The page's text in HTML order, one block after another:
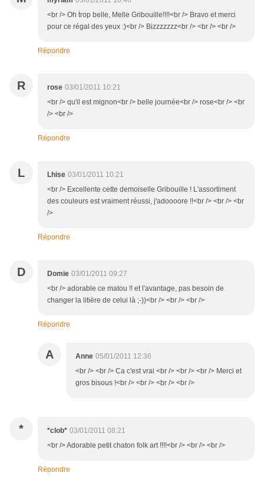
<br /> Oh trop belle, Melle Gribouille!!!!<br /> Bravo et merci
pour ce régal des yeux :)<br /> Bizzzzzzz<br /> <br /> <br />
Répondre
R rose 03/01/2011 10:21
<br /> qu'il est mignon<br /> belle journée<br /> rose<br /> <br
/> <br />
Répondre
L Lhise 03/01/2011 10:21
<br /> Excellente cette demoiselle Gribouille ! L'assortiment
des couleurs est vraiment réussi, j'adoooore !!<br /> <br /> <br
/>
Répondre
D Domie 03/01/2011 09:27
<br /> adorable ce matou !! et l'avantage, pas besoin de
changer la litière de celui là ;-))<br /> <br /> <br />
Répondre
A Anne 05/01/2011 12:36
<br /> <br /> Ca c'est vrai <br /> <br /> <br /> Merci et
gros bisous !<br /> <br /> <br /> <br />
* *clob* 03/01/2011 08:21
<br /> Adorable petit chaton folk art !!!!<br /> <br /> <br />
Répondre